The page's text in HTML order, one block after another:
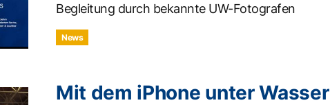
Begleitung durch bekannte UW-Fotografen
News
Mit dem iPhone unter Wasser